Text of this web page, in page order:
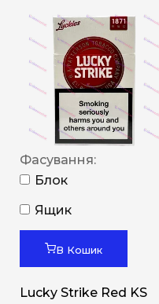
Фасування:
Блок
Ящик
В Кошик
Lucky Strike Red KS